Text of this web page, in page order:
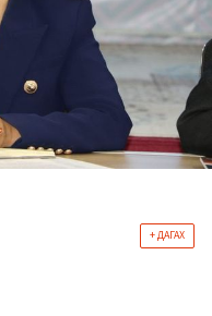
+ ДАГАХ